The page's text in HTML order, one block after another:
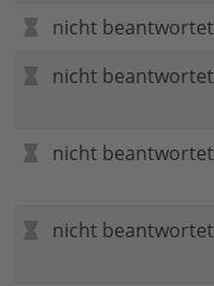
nicht beantwortet
nicht beantwortet
nicht beantwortet
nicht beantwortet